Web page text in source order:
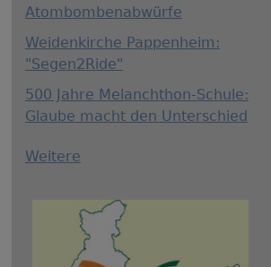
Atombombenabwürfe
Weidenkirche Pappenheim:
"Segen2Ride"
500 Jahre Melanchthon-Schule:
Glaube macht den Unterschied
Weitere